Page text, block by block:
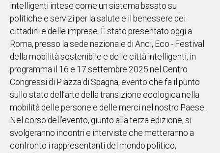
POLITICA
IN
ITALIA
NEL
MONDO
SPORT
EVENTI
STORIE
VIDEO
intelligenti intese come un sistema basato su
politiche e servizi per la salute e il benessere dei
cittadini e delle imprese. È stato presentato oggi a
Roma, presso la sede nazionale di Anci, Eco - Festival
della mobilità sostenibile e delle città intelligenti, in
programma il 16 e 17 settembre 2025 nel Centro
Congressi di Piazza di Spagna, evento che fa il punto
sullo stato dell’arte della transizione ecologica nella
mobilità delle persone e delle merci nel nostro Paese.
Nel corso dell’evento, giunto alla terza edizione, si
svolgeranno incontri e interviste che metteranno a
confronto i rappresentanti del mondo politico,